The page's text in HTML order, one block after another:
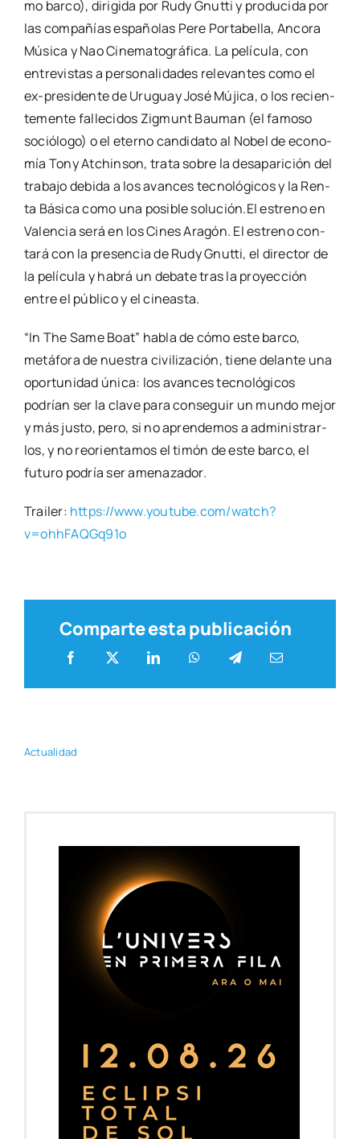
mo bar­co), diri­gi­da por Rudy Gnut­ti y pro­du­ci­da por
las com­pa­ñías espa­ño­las Pere Por­ta­be­lla, Anco­ra
Músi­ca y Nao Cine­ma­to­grá­fi­ca. La pelí­cu­la, con
entre­vis­tas a per­so­na­li­da­des rele­van­tes como el
ex-pre­­si­­de­n­­te de Uru­guay José Múji­ca, o los recien­
te­men­te falle­ci­dos Zig­munt Bau­man (el famo­so
soció­lo­go) o el eterno can­di­da­to al Nobel de eco­no­
mía Tony Atchin­son, tra­ta sobre la des­apa­ri­ción del
tra­ba­jo debi­da a los avan­ces tec­no­ló­gi­cos y la Ren­
ta Bási­ca como una posi­ble solución.El estreno en
Valen­cia será en los Cines Ara­gón. El estreno con­
ta­rá con la pre­sen­cia de Rudy Gnut­ti, el direc­tor de
la pelí­cu­la y habrá un deba­te tras la pro­yec­ción
entre el públi­co y el cineas­ta.
“In The Same Boat” habla de cómo este bar­co,
metá­fo­ra de nues­tra civi­li­za­ción, tie­ne delan­te una
opor­tu­ni­dad úni­ca: los avan­ces tec­no­ló­gi­cos
podrían ser la cla­ve para con­se­guir un mun­do mejor
y más jus­to, pero, si no apren­de­mos a admi­nis­trar­
los, y no reorien­ta­mos el timón de este bar­co, el
futu­ro podría ser ame­na­za­dor.
Trai­ler: https://www.youtube.com/watch?
v=ohhFAQGq91o
Comparte esta publicación
Actua­li­dad